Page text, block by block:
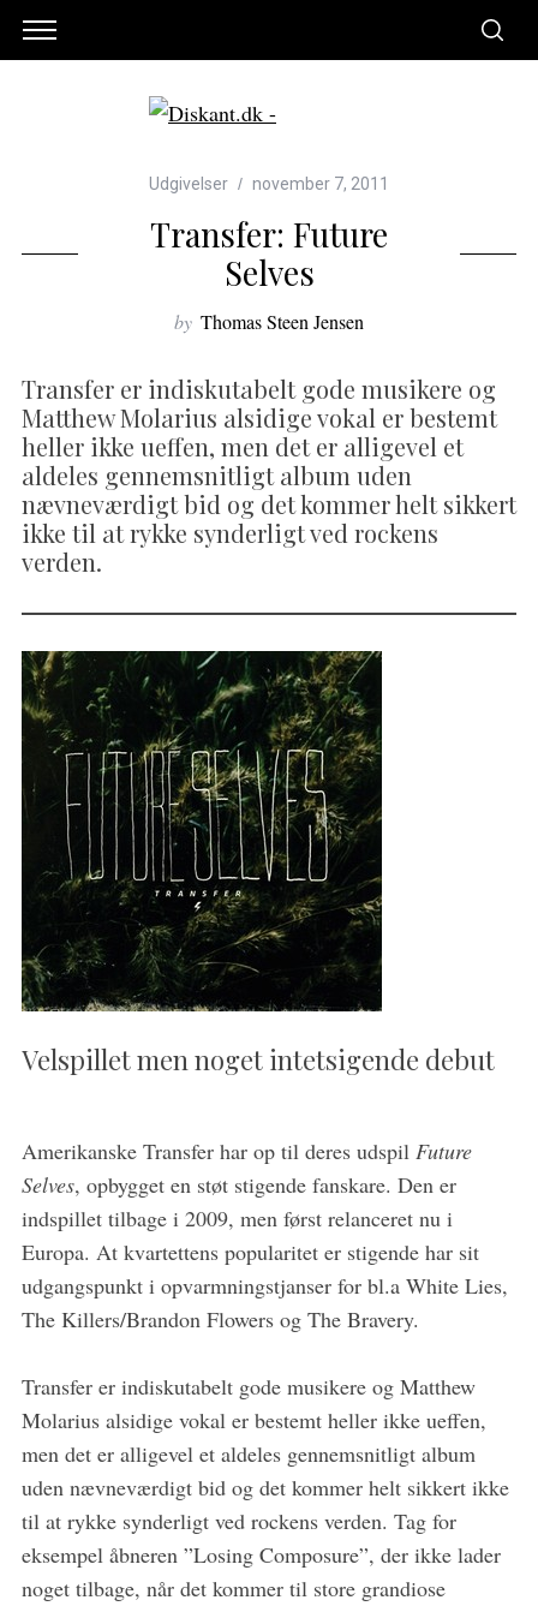
Udgivelser november 7, 2011
Transfer: Future
Selves
by Thomas Steen Jensen
Transfer er indiskutabelt gode musikere og
Matthew Molarius alsidige vokal er bestemt
heller ikke ueffen, men det er alligevel et
aldeles gennemsnitligt album uden
nævneværdigt bid og det kommer helt sikkert
ikke til at rykke synderligt ved rockens
verden.
Velspillet men noget intetsigende debut
Amerikanske Transfer har op til deres udspil Future
Selves, opbygget en støt stigende fanskare. Den er
indspillet tilbage i 2009, men først relanceret nu i
Europa. At kvartettens popularitet er stigende har sit
udgangspunkt i opvarmningstjanser for bl.a White Lies,
The Killers/Brandon Flowers og The Bravery.
Transfer er indiskutabelt gode musikere og Matthew
Molarius alsidige vokal er bestemt heller ikke ueffen,
men det er alligevel et aldeles gennemsnitligt album
uden nævneværdigt bid og det kommer helt sikkert ikke
til at rykke synderligt ved rockens verden. Tag for
eksempel åbneren ”Losing Composure”, der ikke lader
noget tilbage, når det kommer til store grandiose
S
a
r
c
h